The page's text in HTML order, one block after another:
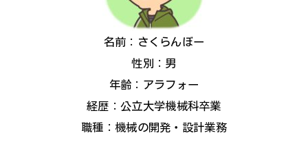
名前：さくらんぼー
性別：男
年齢：アラフォー
経歴：公立大学機械科卒業
職種：機械の開発・設計業務